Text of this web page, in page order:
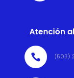
Atención
 (503)